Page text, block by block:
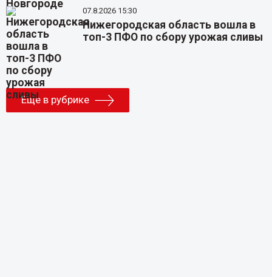
07.8.2026 15:30
Нижегородская область вошла в
топ-3 ПФО по сбору урожая сливы
Еще в рубрике